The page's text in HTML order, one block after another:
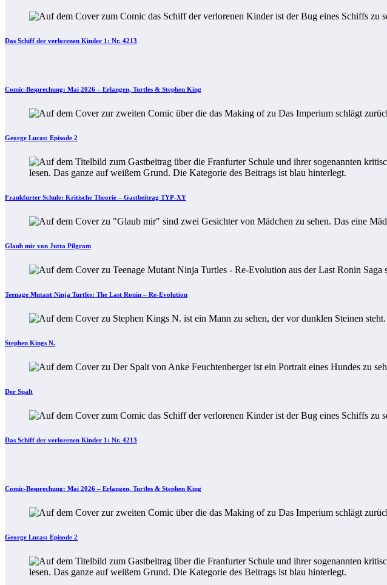
Das Schiff der verlorenen Kinder 1: Nr. 4213
Comic-Besprechung: Mai 2026 – Erlangen, Turtles & Stephen King
George Lucas: Episode 2
Frankfurter Schule: Kritische Theorie – Gastbeitrag TYP-XY
Glaub mir von Jutta Pilgram
Teenage Mutant Ninja Turtles: The Last Ronin – Re-Evolution
Stephen Kings N.
Der Spalt
Das Schiff der verlorenen Kinder 1: Nr. 4213
Comic-Besprechung: Mai 2026 – Erlangen, Turtles & Stephen King
George Lucas: Episode 2